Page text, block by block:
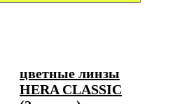
цветные линзы
HERA CLASSIC